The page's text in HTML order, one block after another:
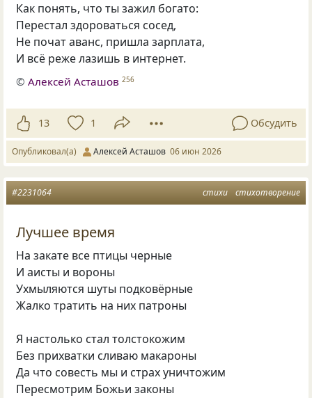
Как понять, что ты зажил богато:
Перестал здороваться сосед,
Не почат аванс, пришла зарплата,
И всё реже лазишь в интернет.
©Алексей Асташов 256
13 1 Обсудить
Опубликовал(а) Алексей Асташов 06 июн 2026
стихи стихотворение
#2231064
Лучшее время
На закате все птицы черные
И аисты и вороны
Ухмыляются шуты подковёрные
Жалко тратить на них патроны
Я настолько стал толстокожим
Без прихватки сливаю макароны
Да что совесть мы и страх уничтожим
Пересмотрим Божьи законы